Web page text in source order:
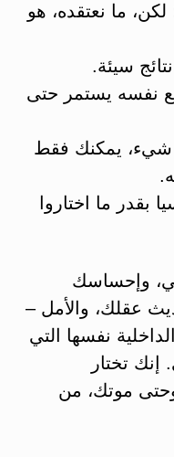
لكن، ما نعتقده، هو
سيئة.
نفسه يستمر حتى
شيء، يمكنك فقط
ما اختاروا
وإحساسك
عقلك، والأمل –
نفسها التي
تختار
موتك، من